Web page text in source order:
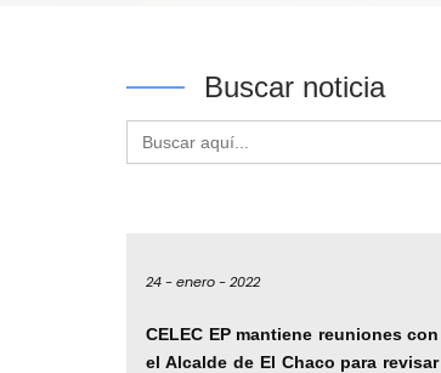
Buscar noticia
Buscar:
24 -enero -2022
CELEC EP mantiene reuniones con
el Alcalde de El Chaco para revisar